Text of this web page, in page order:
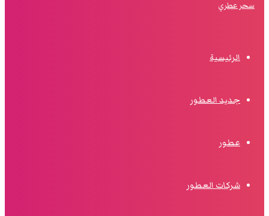
الرئيسية
جديد العطور
عطور
شركات العطور